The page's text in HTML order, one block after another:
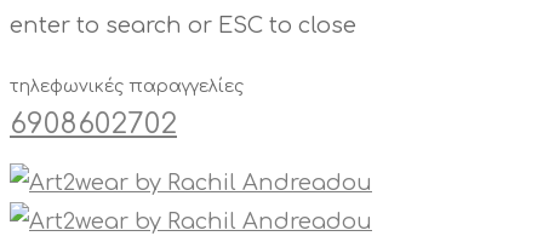
enter to search or ESC to close
τηλεφωνικές παραγγελίες
6908602702